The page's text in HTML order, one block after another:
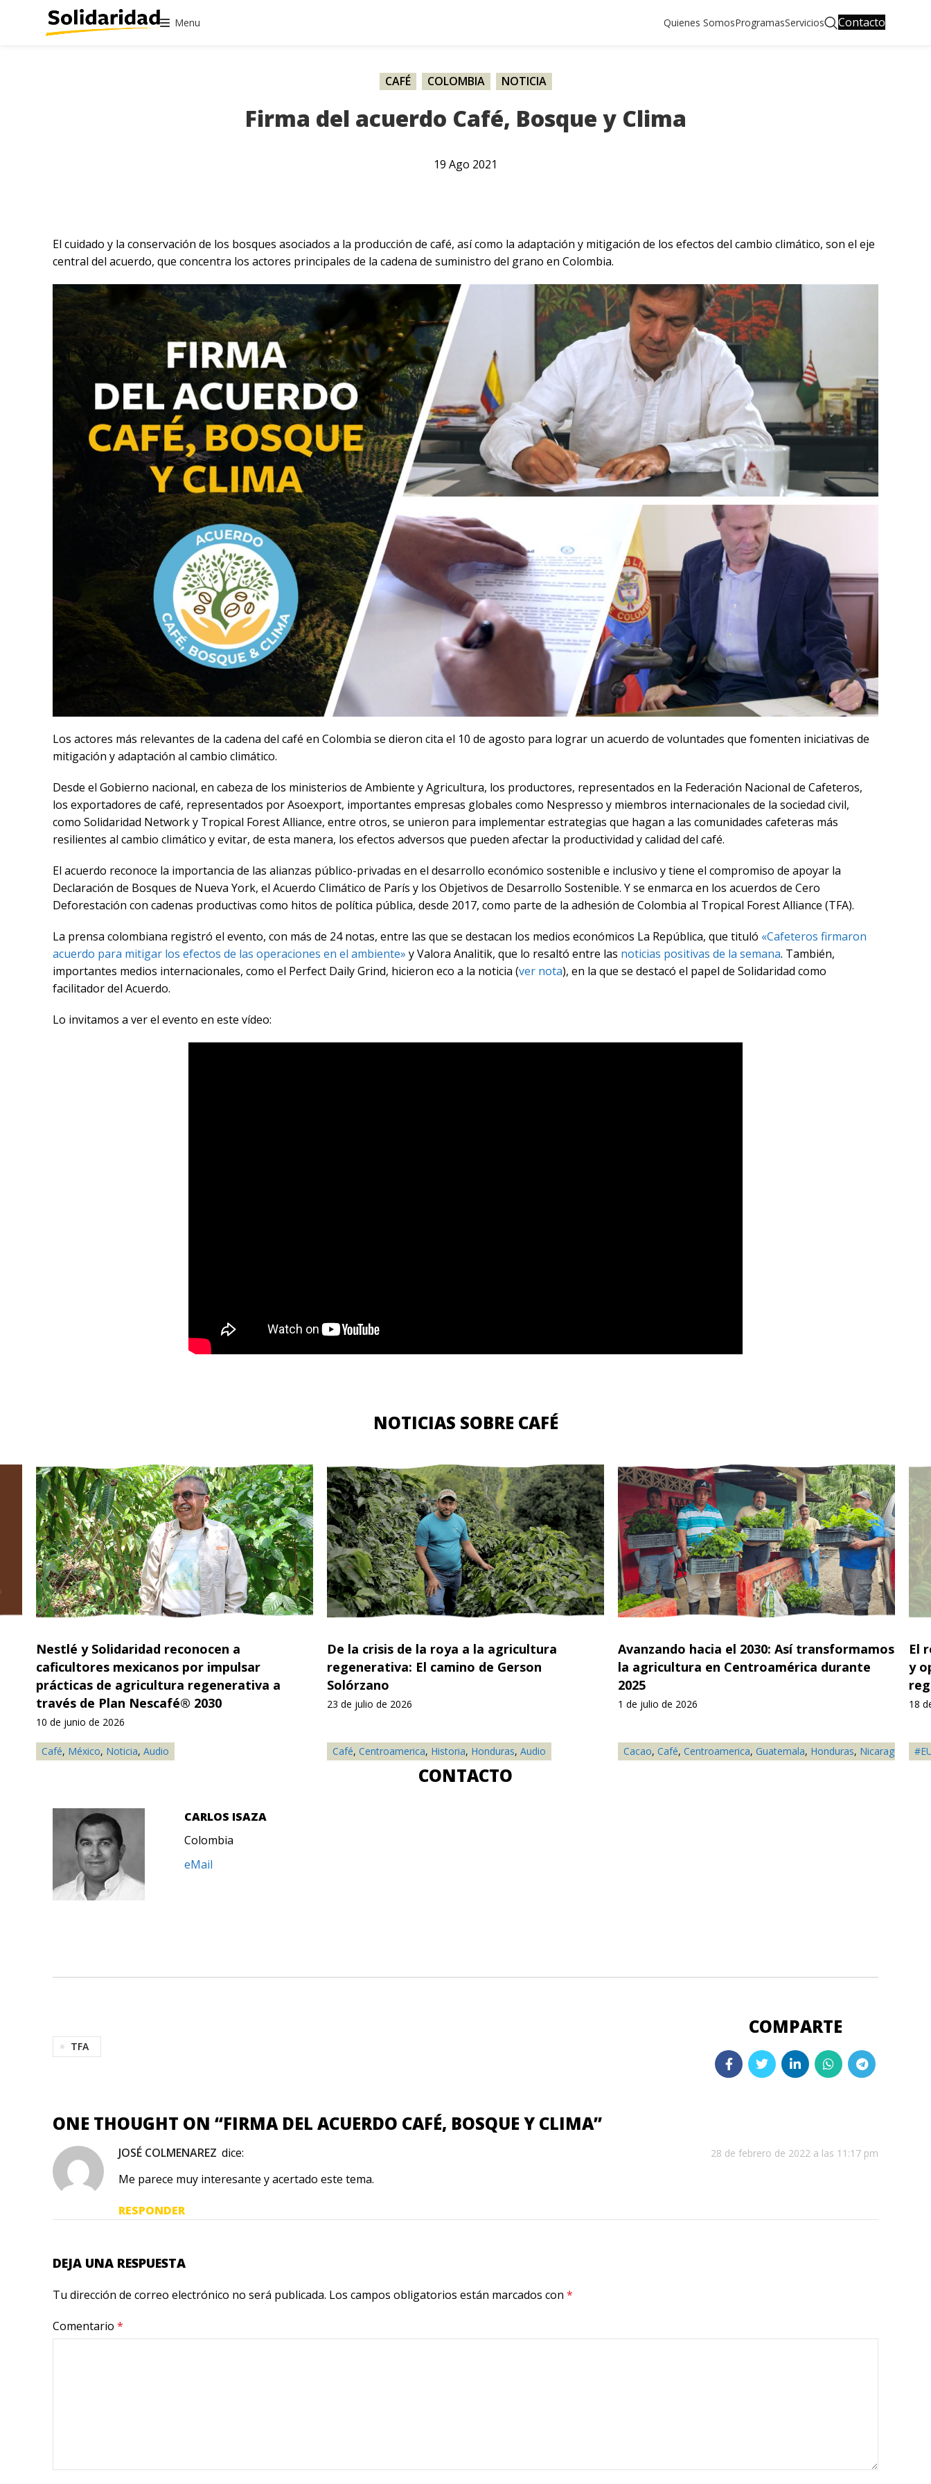
Menu Quienes SomosProgramasServicios Contacto
CAFÉ COLOMBIA NOTICIA
Firma del acuerdo Café, Bosque y Clima
19 Ago 2021
El cuidado y la conservación de los bosques asociados a la producción de café, así como la adaptación y mitigación de los efectos del cambio climático, son el eje
central del acuerdo, que concentra los actores principales de la cadena de suministro del grano en Colombia.
Los actores más relevantes de la cadena del café en Colombia se dieron cita el 10 de agosto para lograr un acuerdo de voluntades que fomenten iniciativas de
mitigación y adaptación al cambio climático.
Desde el Gobierno nacional, en cabeza de los ministerios de Ambiente y Agricultura, los productores, representados en la Federación Nacional de Cafeteros,
los exportadores de café, representados por Asoexport, importantes empresas globales como Nespresso y miembros internacionales de la sociedad civil,
como Solidaridad Network y Tropical Forest Alliance, entre otros, se unieron para implementar estrategias que hagan a las comunidades cafeteras más
resilientes al cambio climático y evitar, de esta manera, los efectos adversos que pueden afectar la productividad y calidad del café.
El acuerdo reconoce la importancia de las alianzas público-privadas en el desarrollo económico sostenible e inclusivo y tiene el compromiso de apoyar la
Declaración de Bosques de Nueva York, el Acuerdo Climático de París y los Objetivos de Desarrollo Sostenible. Y se enmarca en los acuerdos de Cero
Deforestación con cadenas productivas como hitos de política pública, desde 2017, como parte de la adhesión de Colombia al Tropical Forest Alliance (TFA).
La prensa colombiana registró el evento, con más de 24 notas, entre las que se destacan los medios económicos La República, que tituló «Cafeteros firmaron
acuerdo para mitigar los efectos de las operaciones en el ambiente» y Valora Analitik, que lo resaltó entre las noticias positivas de la semana. También,
importantes medios internacionales, como el Perfect Daily Grind, hicieron eco a la noticia (ver nota), en la que se destacó el papel de Solidaridad como
facilitador del Acuerdo.
Lo invitamos a ver el evento en este vídeo:
NOTICIAS SOBRE CAFÉ
Café, Centroamerica, Historia, Honduras, Audio
De la crisis de la roya a la agricultura
regenerativa: El camino de Gerson
Solórzano
23 de julio de 2026
Cacao, Café, Centroamerica, Guatemala, Honduras, Nicaragua
Avanzando hacia el 2030: Así transformamos
la agricultura en Centroamérica durante
2025
1 de julio de 2026
El
y
18
Café, México, Noticia, Audio
Nestlé y Solidaridad reconocen a
caficultores mexicanos por impulsar
prácticas de agricultura regenerativa a
través de Plan Nescafé® 2030
10 de junio de 2026
CONTACTO
CARLOS ISAZA
Colombia
eMail
TFA
ONE THOUGHT ON “FIRMA DEL ACUERDO CAFÉ, BOSQUE Y CLIMA”
JOSÉ COLMENAREZ dice: 28 de febrero de 2022 a las 11:17 pm
Me parece muy interesante y acertado este tema.
RESPONDER
DEJA UNA RESPUESTA
Tu dirección de correo electrónico no será publicada. Los campos obligatorios están marcados con *
Comentario *